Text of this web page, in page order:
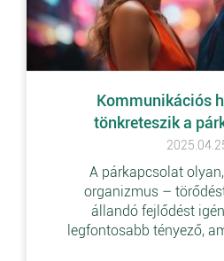
Kommunikációs
tönkreteszik a
A párkapcsolat
organizmus –
állandó fejlődést
legfontosabb tényező,